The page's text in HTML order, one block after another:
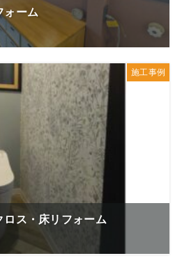
ーム
施工事例
ス・床リフォーム